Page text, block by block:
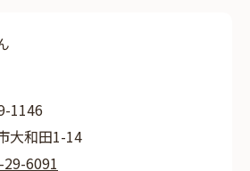
1146
大和田1-14
6091